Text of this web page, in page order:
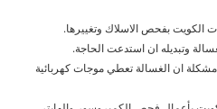
الكويت بفحص الاسلاك وتغييرها.
وتبديله ان استدعت الحاجة.
ان الغسالة تعطي موجات كهربائية